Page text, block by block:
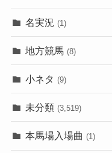
名実況 (1)
地方競馬 (8)
小ネタ (9)
未分類 (3,519)
本馬場入場曲 (1)